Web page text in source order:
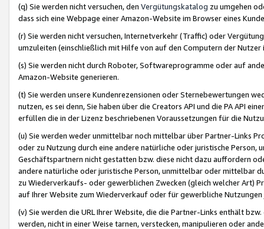
(q) Sie werden nicht versuchen, den Vergütungskatalog zu umgehen
dass sich eine Webpage einer Amazon-Website im Browser eines
(r) Sie werden nicht versuchen, Internetverkehr (Traffic) oder
umzuleiten (einschließlich mit Hilfe von auf den Computern der
(s) Sie werden nicht durch Roboter, Softwareprogramme oder auf
Amazon-Website generieren.
(t) Sie werden unsere Kundenrezensionen oder Sternebewertungen
nutzen, es sei denn, Sie haben über die Creators API und die PA API
erfüllen die in der Lizenz beschriebenen Voraussetzungen für die
(u) Sie werden weder unmittelbar noch mittelbar über Partner-Links
oder zu Nutzung durch eine andere natürliche oder juristische
Geschäftspartnern nicht gestatten bzw. diese nicht dazu auffordern
andere natürliche oder juristische Person, unmittelbar oder mittelbar
zu Wiederverkaufs- oder gewerblichen Zwecken (gleich welcher Art)
auf Ihrer Website zum Wiederverkauf oder für gewerbliche
(v) Sie werden die URL Ihrer Website, die die Partner-Links enthält
werden, nicht in einer Weise tarnen, verstecken, manipulieren oder